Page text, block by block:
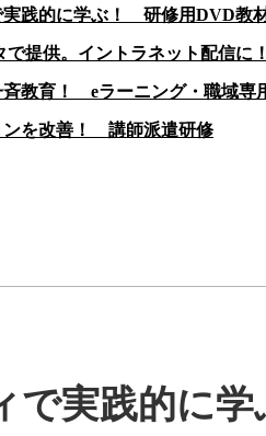
実践的に学ぶ！ 研修用DVD教
提供。イントラネット配信に！
斉教育！ eラーニング・職域専
ンを改善！ 講師派遣研修
で実践的に